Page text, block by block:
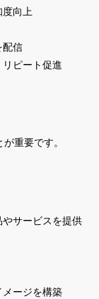
度向上
配信
ピート促進
重要です。
サービスを提供
ージを構築